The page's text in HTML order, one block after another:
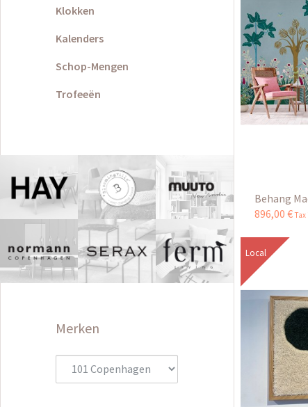
Klokken
Kalenders
Schop-Mengen
Trofeeën
Merken
Behang
896,00 €
Local